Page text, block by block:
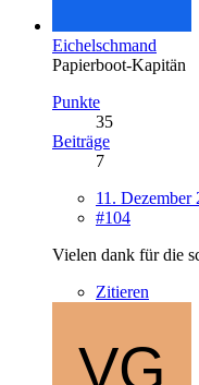
Eichelschmand
Papierboot-Kapitän
Punkte
35
Beiträge
7
11. Dezember
#104
Vielen dank für die
Zitieren